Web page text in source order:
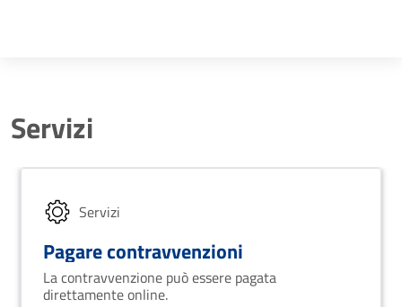
Servizi
Servizi
Pagare contravvenzioni
La contravvenzione può essere pagata
direttamente online.